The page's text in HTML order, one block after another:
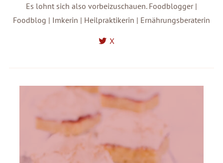
Es lohnt sich also vorbeizuschauen. Foodblogger |
Foodblog | Imkerin | Heilpraktikerin | Ernährungsberaterin
X